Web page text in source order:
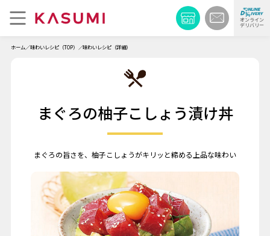
オンライン
デリバリー
ホーム 味わいレシピ（TOP） 味わいレシピ（詳細）
まぐろの柚子こしょう漬け丼
まぐろの旨さを、柚子こしょうがキリッと締める上品な味わい